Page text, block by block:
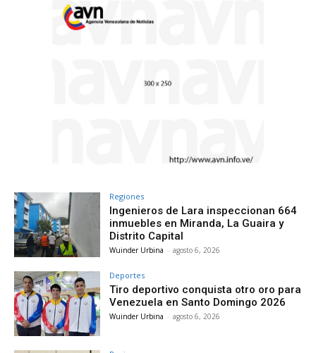
Regiones
Ingenieros de Lara inspeccionan 664
inmuebles en Miranda, La Guaira y
Distrito Capital
Wuinder Urbina - agosto 6, 2026
Deportes
Tiro deportivo conquista otro oro para
Venezuela en Santo Domingo 2026
Wuinder Urbina - agosto 6, 2026